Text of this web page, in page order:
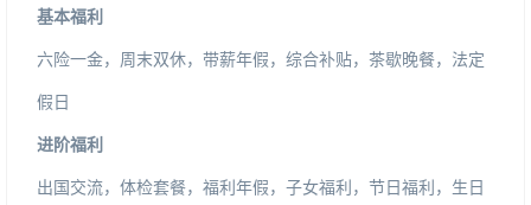
基本福利
六险一金，周末双休，带薪年假，综合补贴，茶歇晚餐，法定
假日
进阶福利
出国交流，体检套餐，福利年假，子女福利，节日福利，生日